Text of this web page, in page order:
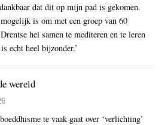
dat dit op mijn pad is gekomen.
is om met een groep van 60
hei samen te mediteren en te leren
echt heel bijzonder.’
wereld
te vaak gaat over ‘verlichting’